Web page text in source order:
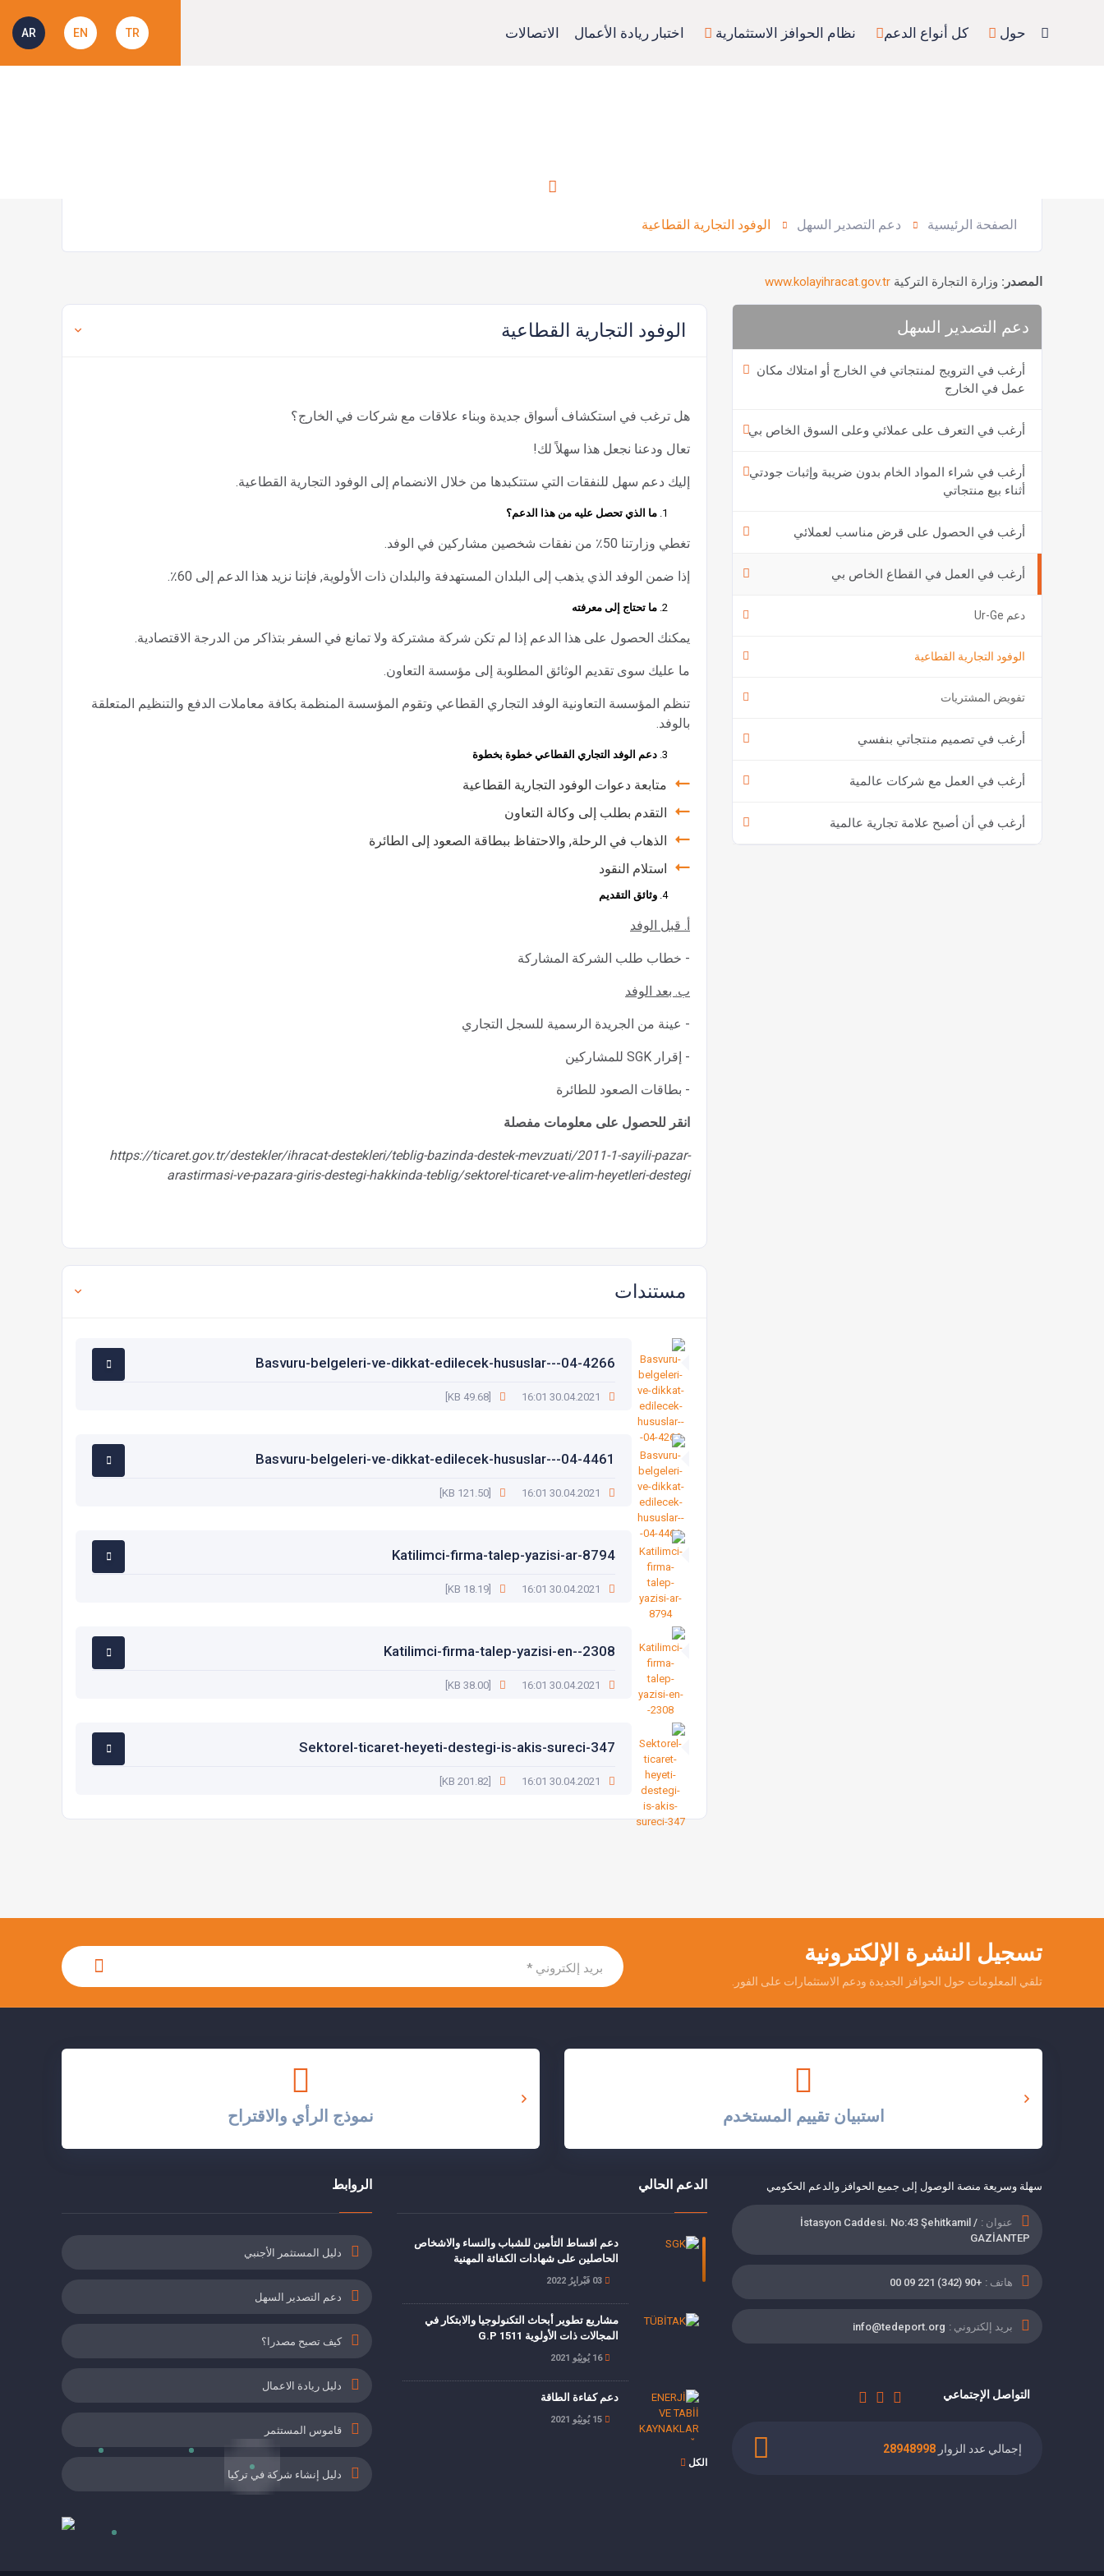
TR
EN
AR حول كل أنواع الدعم نظام الحوافز الاستثمارية اختبار ريادة الأعمال الاتصالات
الصفحة الرئيسية دعم التصدير السهل الوفود التجارية القطاعية
المصدر: وزارة التجارة التركية www.kolayihracat.gov.tr
دعم التصدير السهل
أرغب في الترويج لمنتجاتي في الخارج أو امتلاك مكان
عمل في الخارج
أرغب في التعرف على عملائي وعلى السوق الخاص بي
أرغب في شراء المواد الخام بدون ضريبة وإثبات جودتي
أثناء بيع منتجاتي
أرغب في الحصول على قرض مناسب لعملائي
أرغب في العمل في القطاع الخاص بي
دعم Ur-Ge
الوفود التجارية القطاعية
تفويض المشتريات
أرغب في تصميم منتجاتي بنفسي
أرغب في العمل مع شركات عالمية
أرغب في أن أصبح علامة تجارية عالمية
الوفود التجارية القطاعية
هل ترغب في استكشاف أسواق جديدة وبناء علاقات مع شركات في الخارج؟
تعال ودعنا نجعل هذا سهلاً لك!
إليك دعم سهل للنفقات التي ستتكبدها من خلال الانضمام إلى الوفود التجارية القطاعية.
ما الذي تحصل عليه من هذا الدعم؟
تغطي وزارتنا 50٪ من نفقات شخصين مشاركين في الوفد.
إذا ضمن الوفد الذي يذهب إلى البلدان المستهدفة والبلدان ذات الأولوية, فإننا نزيد هذا الدعم إلى 60٪.
ما تحتاج إلى معرفته
يمكنك الحصول على هذا الدعم إذا لم تكن شركة مشتركة ولا تمانع في السفر بتذاكر من الدرجة الاقتصادية.
ما عليك سوى تقديم الوثائق المطلوبة إلى مؤسسة التعاون.
تنظم المؤسسة التعاونية الوفد التجاري القطاعي وتقوم المؤسسة المنظمة بكافة معاملات الدفع والتنظيم المتعلقة
بالوفد.
دعم الوفد التجاري القطاعي خطوة بخطوة
متابعة دعوات الوفود التجارية القطاعية
التقدم بطلب إلى وكالة التعاون
الذهاب في الرحلة, والاحتفاظ ببطاقة الصعود إلى الطائرة
استلام النقود
وثائق التقديم
أ. قبل الوفد
- خطاب طلب الشركة المشاركة
ب. بعد الوفد
- عينة من الجريدة الرسمية للسجل التجاري
- إقرار SGK للمشاركين
- بطاقات الصعود للطائرة
انقر للحصول على معلومات مفصلة
https://ticaret.gov.tr/destekler/ihracat-destekleri/teblig-bazinda-destek-mevzuati/2011-1-sayili-pazar-
arastirmasi-ve-pazara-giris-destegi-hakkinda-teblig/sektorel-ticaret-ve-alim-heyetleri-destegi
مستندات
Basvuru-belgeleri-ve-dikkat-edilecek-hususlar---04-4266
30.04.2021 16:01
Basvuru-belgeleri-ve-dikkat-edilecek-hususlar---04-4461
30.04.2021 16:01
Katilimci-firma-talep-yazisi-ar-8794
30.04.2021 16:01
Katilimci-firma-talep-yazisi-en--2308
30.04.2021 16:01
Sektorel-ticaret-heyeti-destegi-is-akis-sureci-347
30.04.2021 16:01
تسجيل النشرة الإلكترونية
تلقي المعلومات حول الحوافز الجديدة ودعم الاستثمارات على الفور.
استبيان تقييم المستخدم نموذج الرأي والاقتراح
سهلة وسريعة منصة الوصول إلى جميع الحوافز والدعم الحكومي
عنوان : İstasyon Caddesi. No:43 Şehitkamil /
GAZİANTEP
هاتف : +90 (342) 221 09 00
بريد إلكتروني : info@tedeport.org
التواصل الإجتماعي
إجمالي عدد الزوار 28948998
الدعم الحالي
دعم اقساط التأمين للشباب والنساء والاشخاص
الحاصلين على شهادات الكفائة المهنية
مشاريع تطوير أبحاث التكنولوجيا والابتكار في
المجالات ذات الأولوية G.P 1511
16 يُونِيُو 2021
دعم كفاءة الطاقة
الكل
الروابط
دليل المستثمر الأجنبي
دعم التصدير السهل
كيف تصبح مصدرا؟
دليل ريادة الاعمال
قاموس المستثمر
دليل إنشاء شركة في تركيا